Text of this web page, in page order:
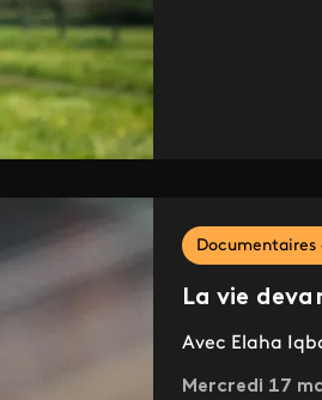
Documentaires
La vie
Avec Elaha
Mercredi 17